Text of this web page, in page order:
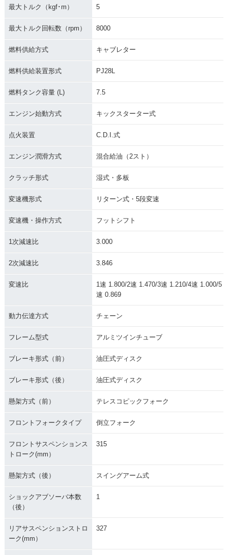
マイナーチェンジ
マイナーチェンジ
新登場
最大トルク（kgf･m） 5
最大トルク回転数（rpm） 8000
燃料供給方式 キャブレター
燃料供給装置形式 PJ28L
燃料タンク容量 (L) 7.5
エンジン始動方式 キックスターター式
点火装置 C.D.I.式
エンジン潤滑方式 混合給油（2スト）
クラッチ形式 湿式・多板
変速機形式 リターン式・5段変速
変速機・操作方式 フットシフト
1次減速比 3.000
2次減速比 3.846
変速比
1速 1.800/2速 1.470/3速 1.210/4速 1.000/5
速 0.869
動力伝達方式 チェーン
フレーム型式 アルミツインチューブ
ブレーキ形式（前） 油圧式ディスク
ブレーキ形式（後） 油圧式ディスク
懸架方式（前） テレスコピックフォーク
フロントフォークタイプ 倒立フォーク
フロントサスペンションス
トローク(mm）
315
懸架方式（後） スイングアーム式
ショックアブソーバ本数
（後）
1
リアサスペンションストロ
ーク(mm）
327